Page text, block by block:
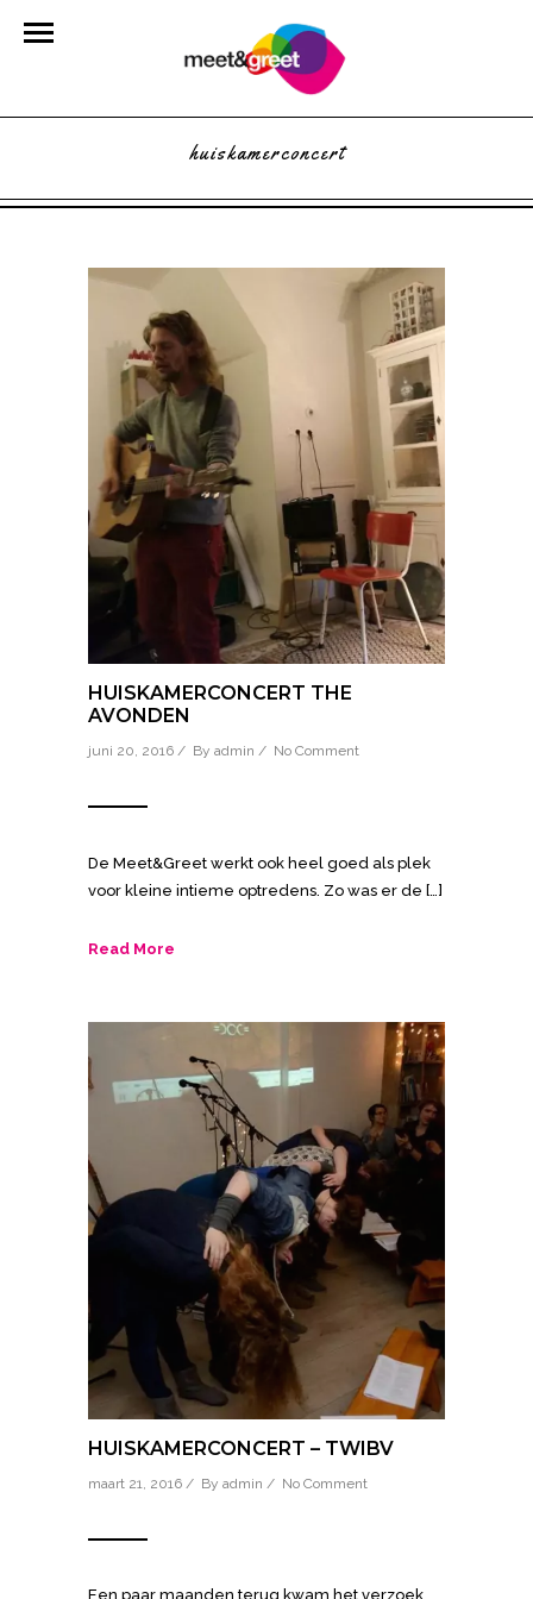
huiskamerconcert
HUISKAMERCONCERT THE
AVONDEN
juni 20, 2016 / By admin / No Comment
De Meet&Greet werkt ook heel goed als plek
voor kleine intieme optredens. Zo was er de […]
Read More
HUISKAMERCONCERT – TWIBV
maart 21, 2016 / By admin / No Comment
Een paar maanden terug kwam het verzoek